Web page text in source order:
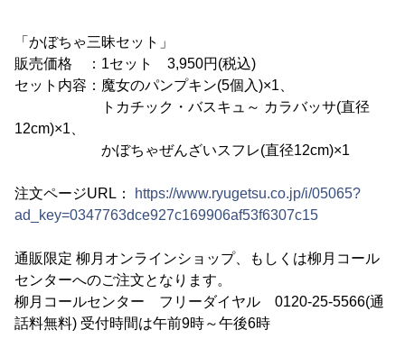
「かぼちゃ三昧セット」
販売価格 ：1セット 3,950円(税込)
セット内容：魔女のパンプキン(5個入)×1、
トカチック・バスキュ～ カラバッサ(直径
12cm)×1、
かぼちゃぜんざいスフレ(直径12cm)×1
注文ページURL：
https://www.ryugetsu.co.jp/i/05065?
ad_key=0347763dce927c169906af53f6307c15
通販限定 柳月オンラインショップ、もしくは柳月コール
センターへのご注文となります。
柳月コールセンター フリーダイヤル 0120-25-5566(通
話料無料) 受付時間は午前9時～午後6時